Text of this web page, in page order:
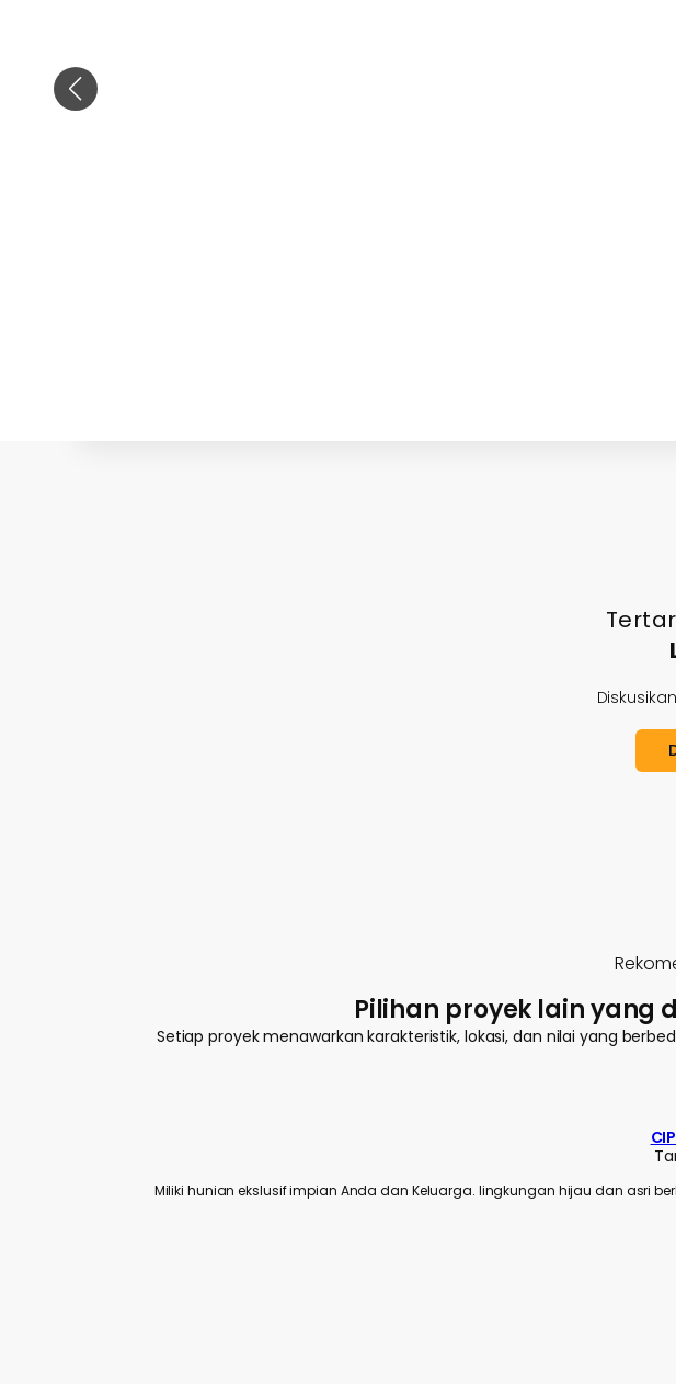
Pilihan proyek lain
Setiap proyek menawarkan karakteristik, lokasi, dan nilai yang
Miliki hunian ekslusif impian Anda dan Keluarga. lingkungan hijau dan asri